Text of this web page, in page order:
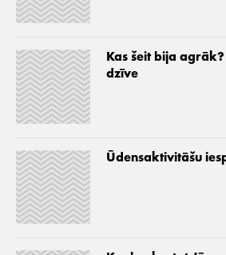
Kas šeit bija
dzīve
Ūdensaktivitāšu